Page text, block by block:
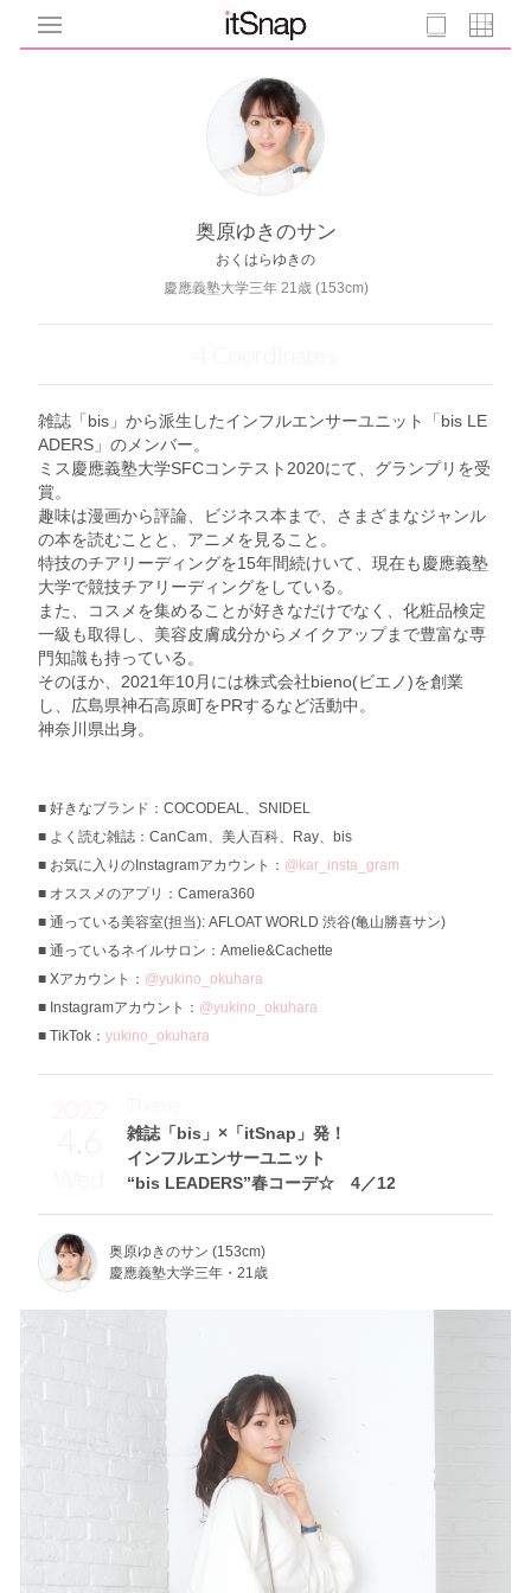
奥原ゆきのサン
おくはらゆきの
慶應義塾大学三年 21歳 (153cm)
4 Coordinates
雑誌「bis」から派生したインフルエンサーユニット「bis LE
ADERS」のメンバー。
ミス慶應義塾大学SFCコンテスト2020にて、グランプリを受
賞。
趣味は漫画から評論、ビジネス本まで、さまざまなジャンル
の本を読むことと、アニメを見ること。
特技のチアリーディングを15年間続けいて、現在も慶應義塾
大学で競技チアリーディングをしている。
また、コスメを集めることが好きなだけでなく、化粧品検定
一級も取得し、美容皮膚成分からメイクアップまで豊富な専
門知識も持っている。
そのほか、2021年10月には株式会社bieno(ビエノ)を創業
し、広島県神石高原町をPRするなど活動中。
神奈川県出身。
好きなブランド：COCODEAL、SNIDEL
よく読む雑誌：CanCam、美人百科、Ray、bis
お気に入りのInstagramアカウント： @kar_insta_gram
オススメのアプリ：Camera360
通っている美容室(担当): AFLOAT WORLD 渋谷(亀山勝喜サン)
通っているネイルサロン：Amelie&Cachette
Xアカウント： @yukino_okuhara
Instagramアカウント： @yukino_okuhara
TikTok： yukino_okuhara
4.6
Wed
雑誌「bis」×「itSnap」発！
インフルエンサーユニット
“bis LEADERS”春コーデ☆ 4／12
Theme
奥原ゆきのサン (153cm)
慶應義塾大学三年・21歳